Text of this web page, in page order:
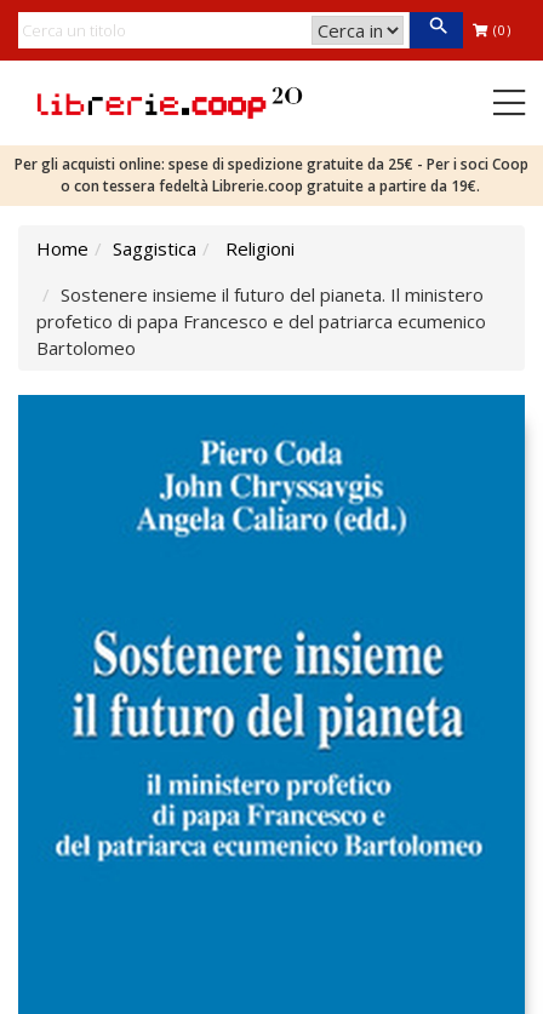
(0)
Per gli acquisti online: spese di spedizione gratuite da 25€ - Per i soci Coop
o con tessera fedeltà Librerie.coop gratuite a partire da 19€.
Home Saggistica
Religioni
Sostenere insieme il futuro del pianeta. Il ministero
profetico di papa Francesco e del patriarca ecumenico
Bartolomeo